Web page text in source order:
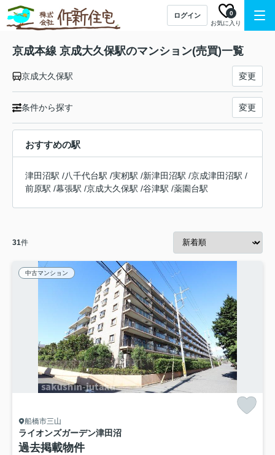
ログイン
お気に入り
0
京成本線 京成大久保駅のマンション(売買)一覧
京成大久保駅 変更
条件から探す 変更
おすすめの駅
津田沼駅 /八千代台駅 /実籾駅 /新津田沼駅 /京成津田沼駅 /
前原駅 /幕張駅 /京成大久保駅 /谷津駅 /薬園台駅
31件
中古マンション
船橋市三山
ライオンズガーデン津田沼
過去掲載物件